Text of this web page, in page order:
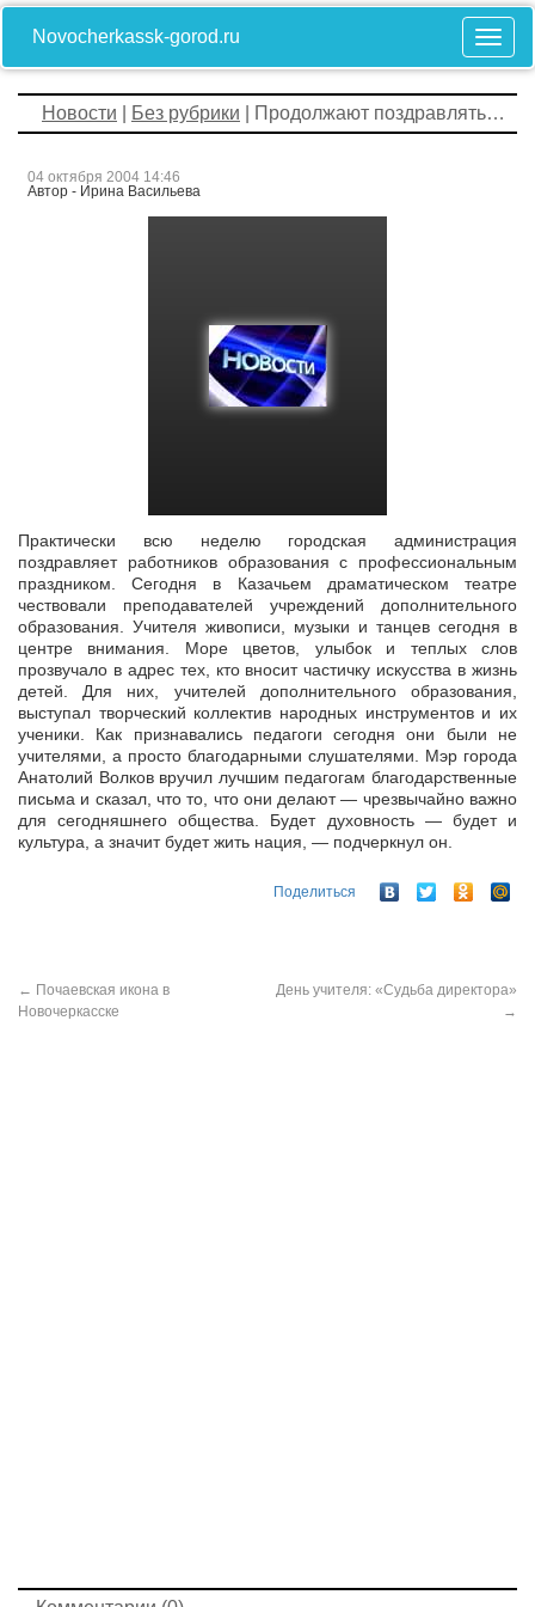
Novocherkassk-gorod.ru
Новости Без рубрики | Продолжают поздравлять…
04 октября 2004 14:46
Автор - Ирина Васильева
Практически всю неделю городская администрация
поздравляет работников образования с профессиональным
праздником. Сегодня в Казачьем драматическом театре
чествовали преподавателей учреждений дополнительного
образования. Учителя живописи, музыки и танцев сегодня в
центре внимания. Море цветов, улыбок и теплых слов
прозвучало в адрес тех, кто вносит частичку искусства в жизнь
детей. Для них, учителей дополнительного образования,
выступал творческий коллектив народных инструментов и их
ученики. Как признавались педагоги сегодня они были не
учителями, а просто благодарными слушателями. Мэр города
Анатолий Волков вручил лучшим педагогам благодарственные
письма и сказал, что то, что они делают — чрезвычайно важно
для сегодняшнего общества. Будет духовность — будет и
культура, а значит будет жить нация, — подчеркнул он.
Поделиться
← Почаевская икона в
Новочеркасске
День учителя: «Судьба директора»
→